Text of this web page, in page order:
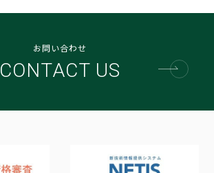
お問い合わせ
CONTACT US